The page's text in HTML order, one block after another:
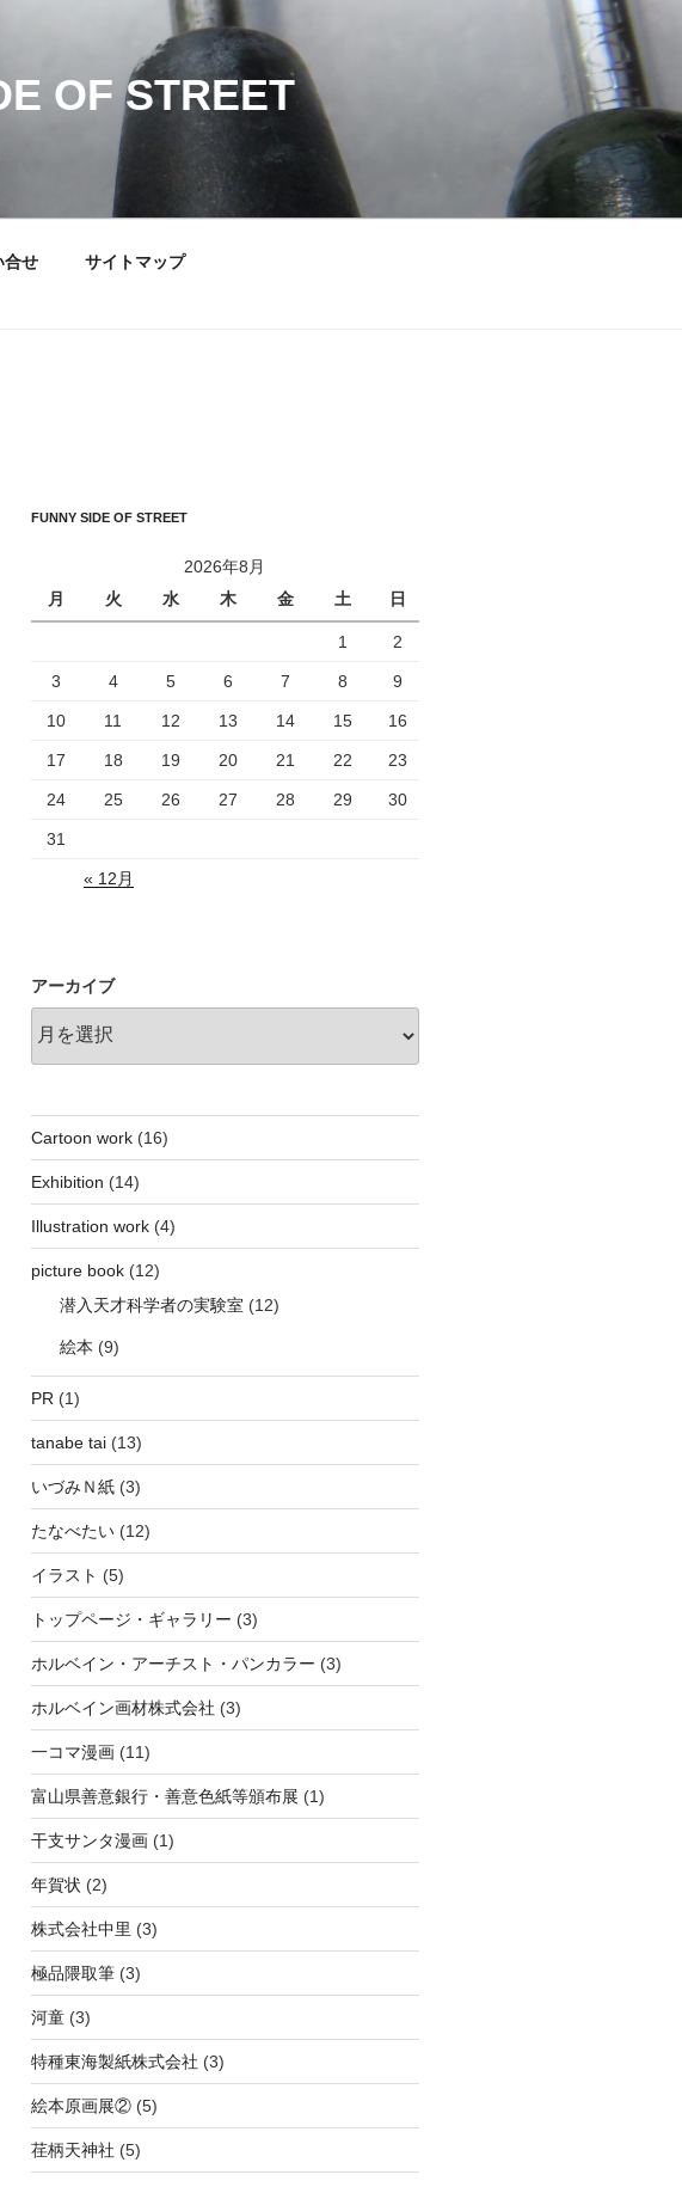
OF STREET
合せ サイトマップ
FUNNY SIDE OF STREET
2026年8月
月
火 水 木 金 土 日
1 2
3 4 5 6 7 8 9
10 11 12 13 14 15 16
17 18 19 20 21 22 23
24 25 26 27 28 29 30
31
« 12月
アーカイブ
Cartoon work(16)
Exhibition (14)
Illustration work(4)
picture book(12)
潜入天才科学者の実験室 (12)
絵本 (9)
PR (1)
tanabe tai(13)
いづみＮ紙(3)
たなべたい(12)
イラスト (5)
トップページ・ギャラリー (3)
ホルベイン・アーチスト・パンカラー (3)
ホルベイン画材株式会社 (3)
一コマ漫画(11)
富山県善意銀行・善意色紙等頒布展 (1)
干支サンタ漫画(1)
年賀状 (2)
株式会社中里 (3)
極品隈取筆(3)
河童(3)
特種東海製紙株式会社 (3)
絵本原画展②(5)
荏柄天神社 (5)